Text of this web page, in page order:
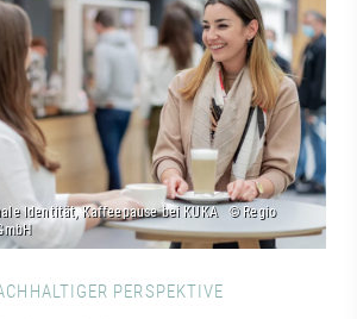
PERSPEKTIVE